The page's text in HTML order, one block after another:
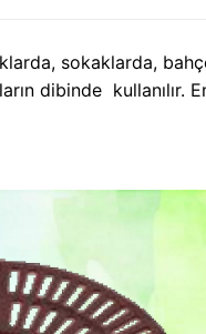
sokaklarda,
dibinde